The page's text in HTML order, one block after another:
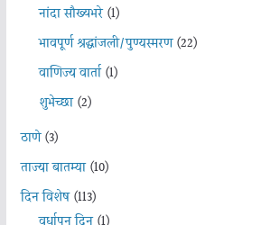
नांदा सौख्यभरे(1)
भावपूर्ण श्रद्धांजली/पुण्यस्मरण(22)
वाणिज्य वार्ता(1)
शुभेच्छा(2)
ठाणे(3)
ताज्या बातम्या(10)
दिन विशेष(113)